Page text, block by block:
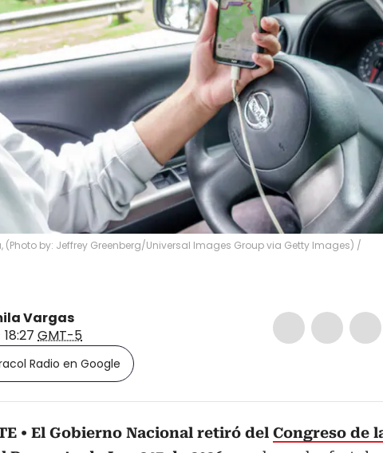
(Photo by: Jeffrey Greenberg/Universal Images Group via Getty Images) /
Vargas
GMT-5
Radio en Google
El Gobierno Nacional retiró del Congreso de